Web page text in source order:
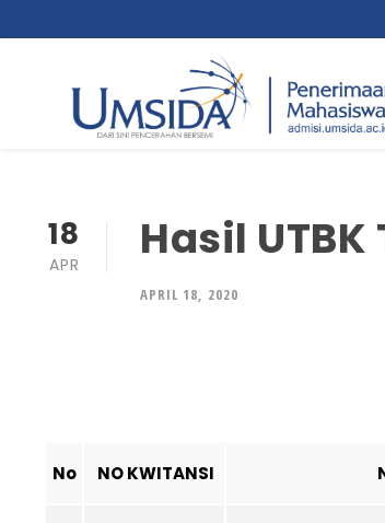
18
APR Hasil
APRIL 18, 2020
No NO KWITANSI